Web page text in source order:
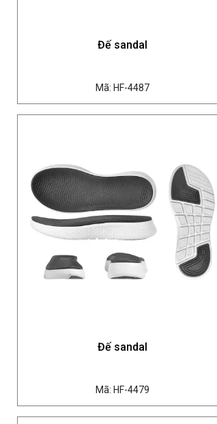
Đế sandal
Mã: HF-4487
Đế sandal
Mã: HF-4479